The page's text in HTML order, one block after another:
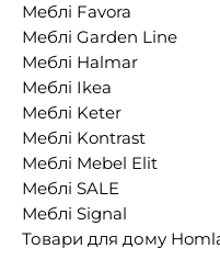
Меблі Favora
Меблі Garden Line
Меблі Halmar
Меблі Ikea
Меблі Keter
Меблі Kontrast
Меблі Mebel Elit
Меблі SALE
Меблі Signal
Товари для дому